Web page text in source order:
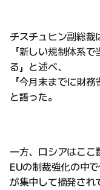
チスチュヒン副総裁
「新しい規制体系
る」と述べ、
「今月末までに財
と語った。
一方、ロシアはここ
EUの制裁強化の中
が集中して摘発され